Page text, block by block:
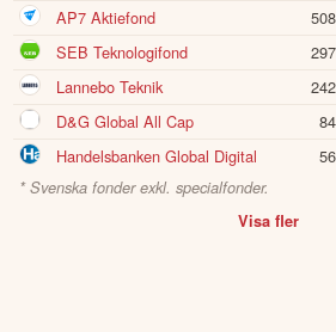
AP7 Aktiefond
SEB Teknologifond
Lannebo Teknik
D&G Global All Cap
Handelsbanken Global Digital
* Svenska fonder exkl. specialfonder.
Visa fler